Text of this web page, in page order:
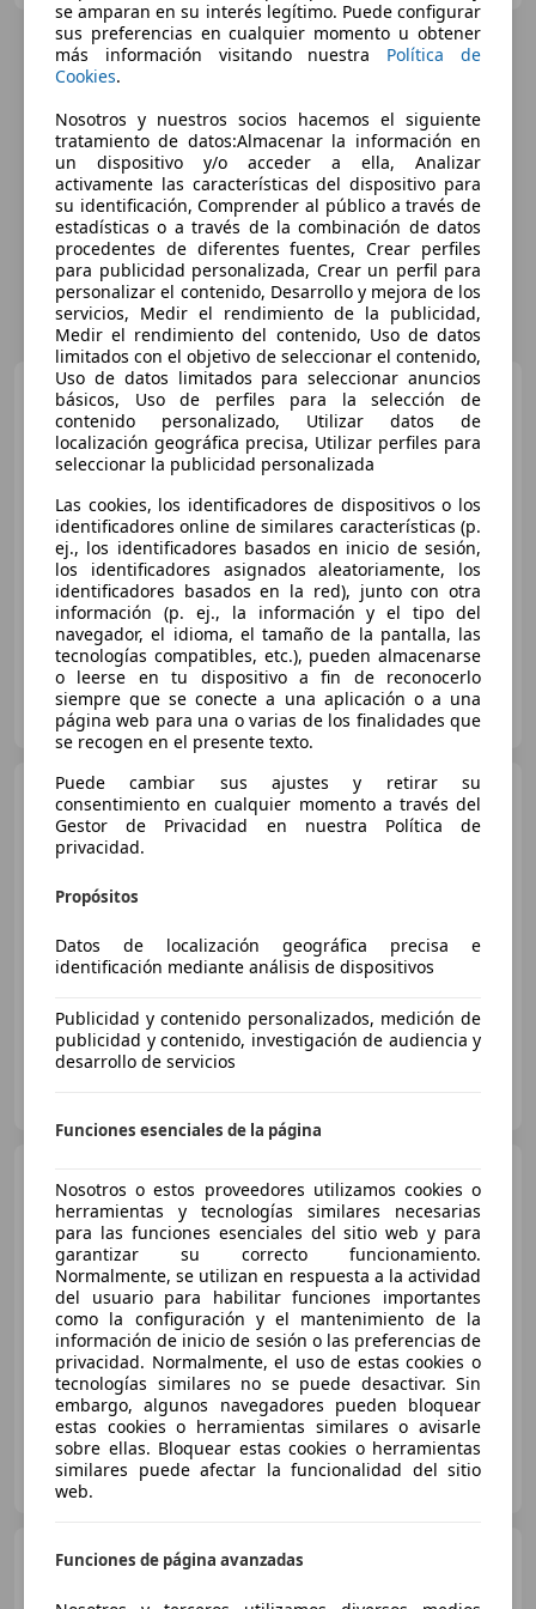
Jeep Compass 1.6 Mjt
Longitude FWD
€ 14.990
Súper oferta
09/2021 71.242 km Diésel 96 kW (131 CV)
EASO CAR OCASION
ES-20180 DONOSTI
Jeep Compass1.5 MHEV
Altitude FWD DCT
03/2025 14.997 km Gasolina 95 kW (129 CV)
Altitude 107KW
€ 20.490
Súper oferta
03/2025 23.260 km Gasolina 107 kW (145 CV)
CLICARS HUESCA
ES-50197 Zaragoza
Jeep Compass
se amparan en su interés legítimo. Puede configurar
sus preferencias en cualquier momento u obtener
más información visitando nuestra Política de
Cookies.
Nosotros y nuestros socios hacemos el siguiente
tratamiento de datos:Almacenar la información en
un dispositivo y/o acceder a ella, Analizar
activamente las características del dispositivo para
su identificación, Comprender al público a través de
estadísticas o a través de la combinación de datos
procedentes de diferentes fuentes, Crear perfiles
para publicidad personalizada, Crear un perfil para
personalizar el contenido, Desarrollo y mejora de los
servicios, Medir el rendimiento de la publicidad,
Medir el rendimiento del contenido, Uso de datos
limitados con el objetivo de seleccionar el contenido,
Uso de datos limitados para seleccionar anuncios
básicos, Uso de perfiles para la selección de
contenido personalizado, Utilizar datos de
localización geográfica precisa, Utilizar perfiles para
seleccionar la publicidad personalizada
Las cookies, los identificadores de dispositivos o los
identificadores online de similares características (p.
ej., los identificadores basados en inicio de sesión,
los identificadores asignados aleatoriamente, los
identificadores basados en la red), junto con otra
información (p. ej., la información y el tipo del
navegador, el idioma, el tamaño de la pantalla, las
tecnologías compatibles, etc.), pueden almacenarse
o leerse en tu dispositivo a fin de reconocerlo
siempre que se conecte a una aplicación o a una
página web para una o varias de los finalidades que
se recogen en el presente texto.
Puede cambiar sus ajustes y retirar su
consentimiento en cualquier momento a través del
Gestor de Privacidad en nuestra Política de
privacidad.
Propósitos
Datos de localización geográfica precisa e
identificación mediante análisis de dispositivos
Publicidad y contenido personalizados, medición de
publicidad y contenido, investigación de audiencia y
desarrollo de servicios
Funciones esenciales de la página
Nosotros o estos proveedores utilizamos cookies o
herramientas y tecnologías similares necesarias
para las funciones esenciales del sitio web y para
garantizar su correcto funcionamiento.
Normalmente, se utilizan en respuesta a la actividad
del usuario para habilitar funciones importantes
como la configuración y el mantenimiento de la
información de inicio de sesión o las preferencias de
privacidad. Normalmente, el uso de estas cookies o
tecnologías similares no se puede desactivar. Sin
embargo, algunos navegadores pueden bloquear
estas cookies o herramientas similares o avisarle
sobre ellas. Bloquear estas cookies o herramientas
similares puede afectar la funcionalidad del sitio
web.
Funciones de página avanzadas